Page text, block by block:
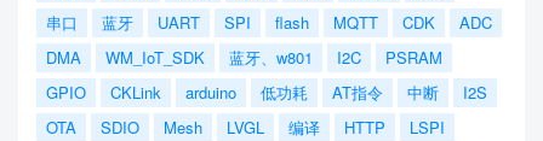
串口
蓝牙 UART SPI flash MQTT CDK
ADC
DMA
WM_IoT_SDK 蓝牙、w801 I2C
PSRAM
GPIO
CKLink arduino 低功耗 AT指令 中断
I2S
OTA
SDIO Mesh LVGL 编译 HTTP
LSPI